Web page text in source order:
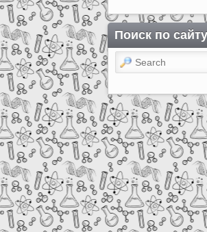
Поиск по сайту
Search